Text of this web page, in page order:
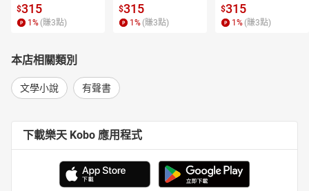
$315
1 % (賺3點)
$315
1 % (賺3點)
$315
1 % (賺3點)
本店相關類別
文學小說 有聲書
下載樂天 Kobo 應用程式